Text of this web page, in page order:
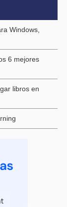
Windows,
6 mejores
libros en